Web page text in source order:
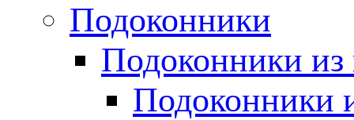
Подоконники
Подоконники из
Подоконники